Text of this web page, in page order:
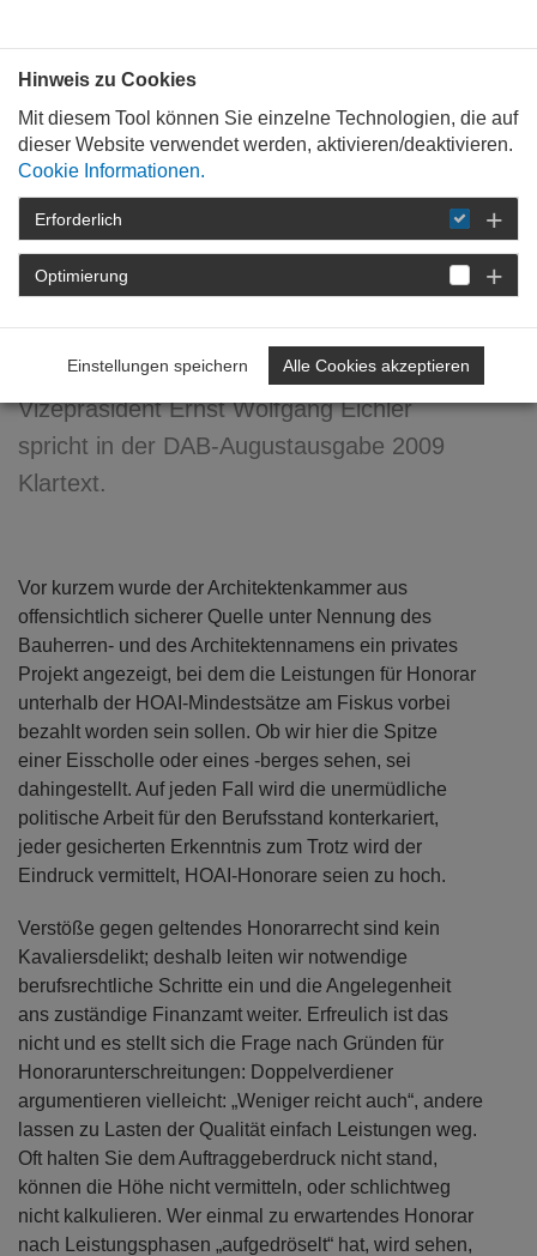
STARTSEITE DETAIL
...vom Kleinen Schwarzen
Vizepräsident Ernst Wolfgang Eichler
spricht in der DAB-Augustausgabe 2009
Klartext.
Vor kurzem wurde der Architektenkammer aus
offensichtlich sicherer Quelle unter Nennung des
Bauherren- und des Architektennamens ein privates
Projekt angezeigt, bei dem die Leistungen für Honorar
unterhalb der HOAI-Mindestsätze am Fiskus vorbei
bezahlt worden sein sollen. Ob wir hier die Spitze
einer Eisscholle oder eines -berges sehen, sei
dahingestellt. Auf jeden Fall wird die unermüdliche
politische Arbeit für den Berufsstand konterkariert,
jeder gesicherten Erkenntnis zum Trotz wird der
Eindruck vermittelt, HOAI-Honorare seien zu hoch.
Verstöße gegen geltendes Honorarrecht sind kein
Kavaliersdelikt; deshalb leiten wir notwendige
berufsrechtliche Schritte ein und die Angelegenheit
ans zuständige Finanzamt weiter. Erfreulich ist das
nicht und es stellt sich die Frage nach Gründen für
Honorarunterschreitungen: Doppelverdiener
argumentieren vielleicht: „Weniger reicht auch“, andere
lassen zu Lasten der Qualität einfach Leistungen weg.
Oft halten Sie dem Auftraggeberdruck nicht stand,
können die Höhe nicht vermitteln, oder schlichtweg
nicht kalkulieren. Wer einmal zu erwartendes Honorar
nach Leistungsphasen „aufgedröselt“ hat, wird sehen,
Hinweis zu Cookies
Mit diesem Tool können Sie einzelne Technologien, die auf
dieser Website verwendet werden, aktivieren/deaktivieren.
Cookie Informationen.
Erforderlich
Optimierung
Einstellungen speichern Alle Cookies akzeptieren